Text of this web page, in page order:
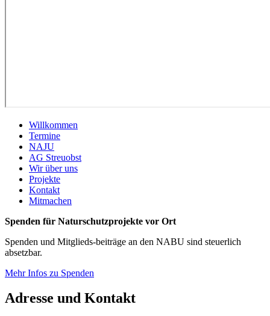
Willkommen
Termine
NAJU
AG Streuobst
Wir über uns
Projekte
Kontakt
Mitmachen
Spenden für Naturschutzprojekte vor Ort
Spenden und Mitglieds-beiträge an den NABU sind steuerlich
absetzbar.
Mehr Infos zu Spenden
Adresse und Kontakt